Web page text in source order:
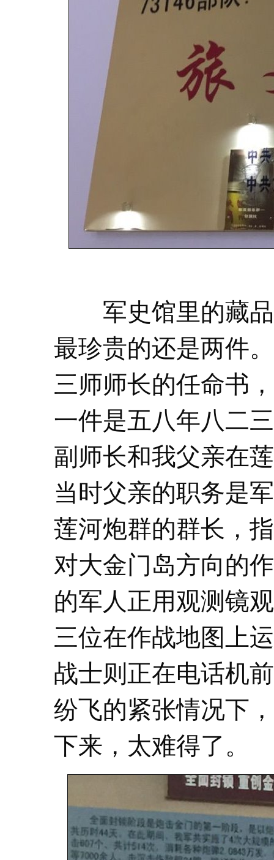
军史馆里的藏品
最珍贵的还是两件
三师师长的任命书
一件是五八年八二
副师长和我父亲在
当时父亲的职务是
莲河炮群的群长，
对大金门岛方向的
的军人正用观测镜
三位在作战地图上
战士则正在电话机
纷飞的紧张情况下
下来，太难得了。